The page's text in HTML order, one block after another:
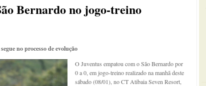
Bernardo no jogo-treino
no processo de evolução
O Juventus empatou com o São Bernardo por
0 a 0, em jogo-treino realizado na manhã deste
sábado (08/01), no CT Atibaia Seven Resort,